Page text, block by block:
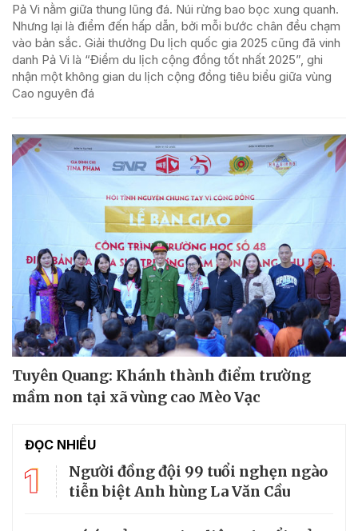
Pả Vi nằm giữa thung lũng đá. Núi rừng bao bọc xung quanh.
Nhưng lại là điểm đến hấp dẫn, bởi mỗi bước chân đều chạm
vào bản sắc. Giải thưởng Du lịch quốc gia 2025 cũng đã vinh
danh Pả Vi là “Điểm du lịch cộng đồng tốt nhất 2025”, ghi
nhận một không gian du lịch cộng đồng tiêu biểu giữa vùng
Cao nguyên đá
Tuyên Quang: Khánh thành điểm trường
mầm non tại xã vùng cao Mèo Vạc
ĐỌC NHIỀU
1
Người đồng đội 99 tuổi nghẹn ngào
tiễn biệt Anh hùng La Văn Cầu